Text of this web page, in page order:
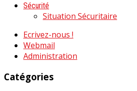
Sécurité
Situation Sécuritaire
Ecrivez-nous !
Webmail
Administration
Catégories